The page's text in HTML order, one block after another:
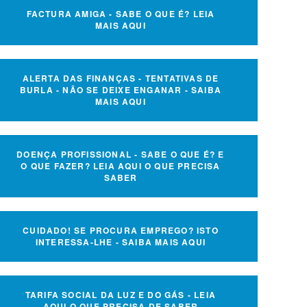
FACTURA AMIGA - SABE O QUE É? LEIA
MAIS AQUI
ALERTA DAS FINANÇAS - TENTATIVAS DE
BURLA - NÃO SE DEIXE ENGANAR - SAIBA
MAIS AQUI
DOENÇA PROFISSIONAL - SABE O QUE É? E
O QUE FAZER? LEIA AQUI O QUE PRECISA
SABER
CUIDADO! SE PROCURA EMPREGO? ISTO
INTERESSA-LHE - SAIBA MAIS AQUI
TARIFA SOCIAL DA LUZ E DO GÁS - LEIA